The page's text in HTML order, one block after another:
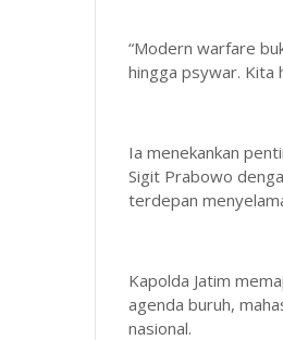
“Modern warfare
hingga psywar. Kita
Ia menekankan
Sigit Prabowo
terdepan
Kapolda Jatim
agenda buruh,
nasional.